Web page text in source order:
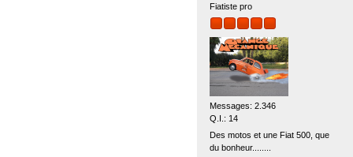
Fiatiste pro
Messages: 2.346
Q.I.: 14
Des motos et une Fiat 500, que
du bonheur........